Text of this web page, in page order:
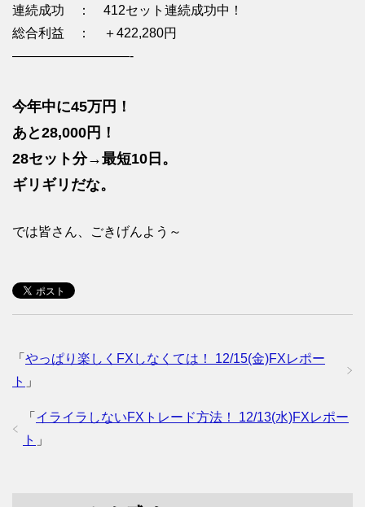
連続成功 ： 412セット連続成功中！
総合利益 ： ＋422,280円
—————————-
今年中に45万円！
あと28,000円！
28セット分→最短10日。
ギリギリだな。
では皆さん、ごきげんよう～
「 やっぱり楽しくFXしなくては！ 12/15(金)FXレポー
ト 」
「 イライラしないFXトレード方法！ 12/13(水)FXレポー
ト 」